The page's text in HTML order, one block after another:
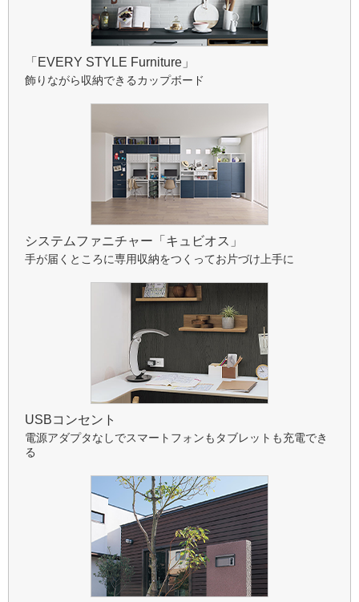
「EVERY STYLE Furniture」
飾りながら収納できるカップボード
システムファニチャー「キュビオス」
手が届くところに専用収納をつくってお片づけ上手に
USBコンセント
電源アダプタなしでスマートフォンもタブレットも充電でき
る